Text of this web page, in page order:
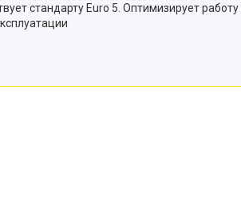
стандарту Euro 5. Оптимизирует